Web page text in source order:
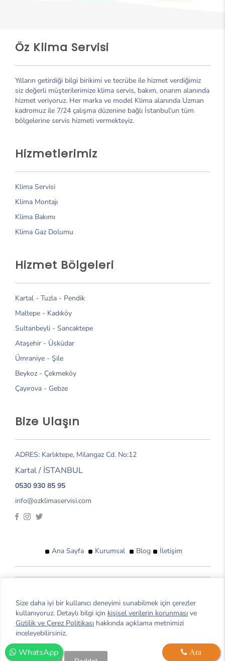
Öz Klima Servisi
Yılların getirdiği bilgi birikimi ve tecrübe ile hizmet verdiğimiz
siz değerli müşterilerimize klima servis, bakım, onarım alanında
hizmet veriyoruz. Her marka ve model Klima alanında Uzman
kadromuz ile 7/24 çalışma düzenine bağlı İstanbul’un tüm
bölgelerine servis hizmeti vermekteyiz.
Hizmetlerimiz
Klima Servisi
Klima Montajı
Klima Bakımı
Klima Gaz Dolumu
Hizmet Bölgeleri
Kartal - Tuzla - Pendik
Maltepe - Kadıköy
Sultanbeyli - Sancaktepe
Ataşehir - Üsküdar
Ümraniye - Şile
Beykoz - Çekmeköy
Çayırova - Gebze
Bize Ulaşın
ADRES: Karlıktepe, Milangaz Cd. No:12
Kartal / İSTANBUL
0530 930 85 95
info@ozklimaservisi.com
Ana Sayfa Kurumsal Blog İletişim
Anadolu Yakası Kombi servisi ihtiyacınızıÖz Kombi Servisi
firmamızdan 7/24 uygun fiyatlı servis hizmeti alabilirsiniz
Size daha iyi bir kullanıcı deneyimi sunabilmek için çerezler
kullanıyoruz. Detaylı bilgi için kişisel verilerin korunması ve
Gizlilik ve Çerez Politikası hakkında açıklama metnimizi
inceleyebilirsiniz.
WhatsApp Ara